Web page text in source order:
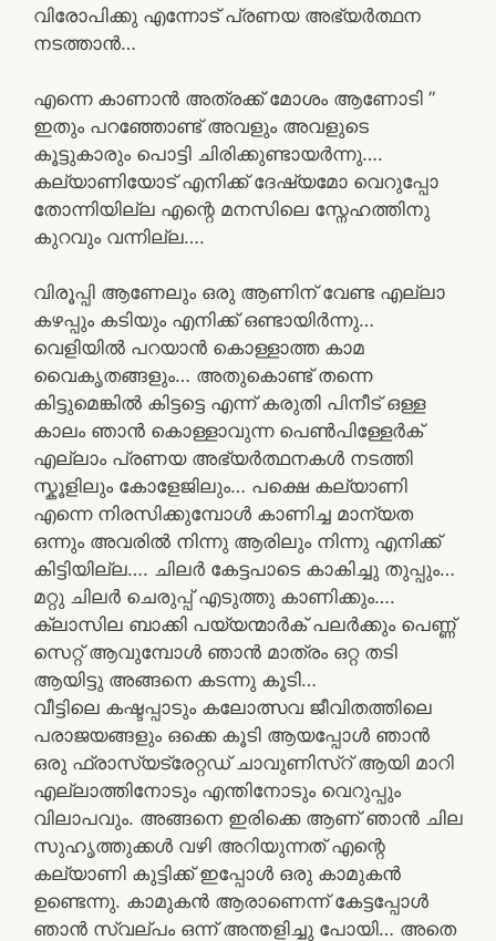
വിരോപിക്കു എന്നോട് പ്രണയ അഭ്യർത്ഥന
നടത്താൻ…
എന്നെ കാണാൻ അത്രക്ക് മോശം ആണോടി ”
ഇതും പറഞ്ഞോണ്ട് അവളും അവളുടെ
കൂട്ടുകാരും പൊട്ടി ചിരിക്കുണ്ടായർന്നു….
കല്യാണിയോട് എനിക്ക് ദേഷ്യമോ വെറുപ്പോ
തോന്നിയില്ല എന്റെ മനസിലെ സ്നേഹത്തിനു
കുറവും വന്നില്ല….
വിരൂപ്പി ആണേലും ഒരു ആണിന് വേണ്ട എല്ലാ
കഴപ്പും കടിയും എനിക്ക് ഒണ്ടായിർന്നു…
വെളിയിൽ പറയാൻ കൊള്ളാത്ത കാമ
വൈകൃതങ്ങളും… അതുകൊണ്ട് തന്നെ
കിട്ടുമെങ്കിൽ കിട്ടട്ടെ എന്ന് കരുതി പിനീട് ഒള്ള
കാലം ഞാൻ കൊള്ളാവുന്ന പെൺപിള്ളേർക്
എല്ലാം പ്രണയ അഭ്യർത്ഥനകൾ നടത്തി
സ്കൂളിലും കോളേജിലും… പക്ഷെ കല്യാണി
എന്നെ നിരസിക്കുമ്പോൾ കാണിച്ച മാന്യത
ഒന്നും അവരിൽ നിന്നു ആരിലും നിന്നു എനിക്ക്
കിട്ടിയില്ല…. ചിലർ കേട്ടപാടെ കാകിച്ചു തുപ്പും…
മറ്റു ചിലർ ചെരുപ്പ് എടുത്തു കാണിക്കും….
ക്ലാസില ബാക്കി പയ്യന്മാർക് പലർക്കും പെണ്ണ്
സെറ്റ് ആവുമ്പോൾ ഞാൻ മാത്രം ഒറ്റ തടി
ആയിട്ടു അങ്ങനെ കടന്നു കൂടി…
വീട്ടിലെ കഷ്ടപ്പാടും കലോത്സവ ജീവിതത്തിലെ
പരാജയങ്ങളും ഒക്കെ കൂടി ആയപ്പോൾ ഞാൻ
ഒരു ഫ്രാസ്യട്രേറ്റഡ് ചാവുണിസ്റ് ആയി മാറി
എല്ലാത്തിനോടും എന്തിനോടും വെറുപ്പും
വിലാപവും. അങ്ങനെ ഇരിക്കെ ആണ് ഞാൻ ചില
സുഹൃത്തുക്കൾ വഴി അറിയുന്നത് എന്റെ
കല്യാണി കുട്ടിക്ക് ഇപ്പോൾ ഒരു കാമുകൻ
ഉണ്ടെന്നു. കാമുകൻ ആരാണെന്ന് കേട്ടപ്പോൾ
ഞാൻ സ്വല്പം ഒന്ന് അന്തളിച്ചു പോയി… അതെ